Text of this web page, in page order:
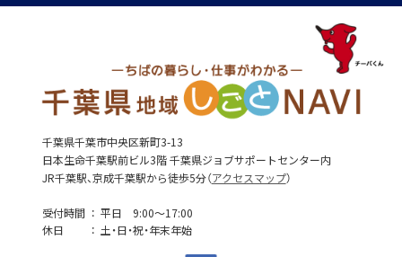
千葉県千葉市中央区新町3-13
日本生命千葉駅前ビル3階 千葉県ジョブサポートセンター内
JR千葉駅、京成千葉駅から徒歩5分（アクセスマップ）
受付時間
平日 9:00～17:00
休日
土・日・祝・年末年始